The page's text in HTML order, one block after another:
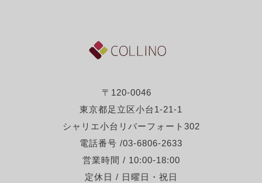
〒120-0046
東京都足立区小台1-21-1
シャリエ小台リバーフォート302
電話番号 /03-6806-2633
営業時間 / 10:00-18:00
定休日 / 日曜日・祝日